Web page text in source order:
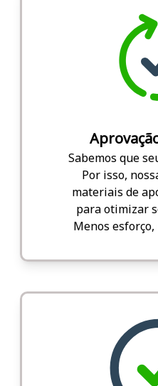
Sabemos que
Por isso,
materiais de
para otimizar
Menos